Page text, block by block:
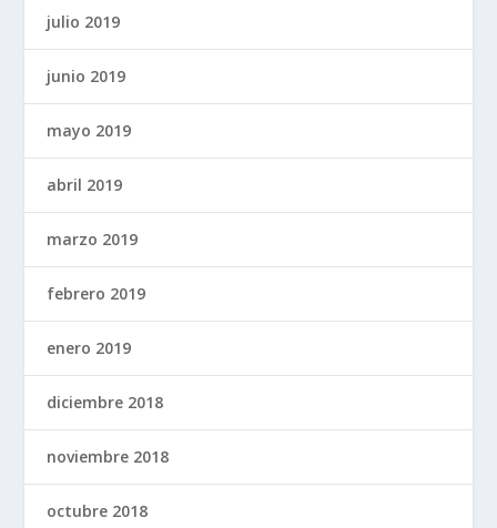
julio 2019
junio 2019
mayo 2019
abril 2019
marzo 2019
febrero 2019
enero 2019
diciembre 2018
noviembre 2018
octubre 2018